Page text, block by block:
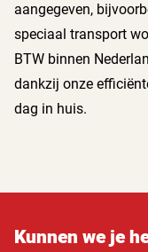
aangegeven,
speciaal transport
BTW binnen
dankzij onze
dag in huis.
Kunnen we je